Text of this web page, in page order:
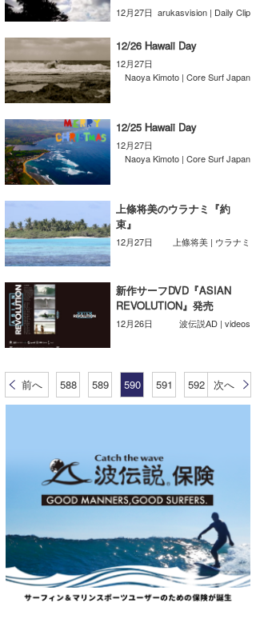
12月27日 arukasvision | Daily Clip
12/26 Hawaii Day
12月27日
Naoya Kimoto | Core Surf Japan
12/25 Hawaii Day
12月27日
Naoya Kimoto | Core Surf Japan
上條将美のウラナミ『約
束』
12月27日 上條将美 | ウラナミ
新作サーフDVD『ASIAN
REVOLUTION』発売
12月26日 波伝説AD | videos
前へ 588 589 590 591 592 次へ
wanda
予報士 hiro.
banpaku
Mr.K
chappy
Romisea